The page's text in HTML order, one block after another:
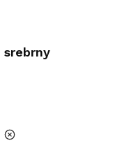
srebrny
nie